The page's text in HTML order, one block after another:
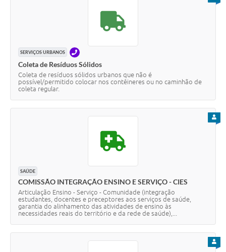
SERVIÇOS URBANOS TELEFONE
Coleta de Resíduos Sólidos
Coleta de resíduos sólidos urbanos que não é
possível/permitido colocar nos contêineres ou no caminhão de
coleta regular.
SAÚDE
COMISSÃO INTEGRAÇÃO ENSINO E SERVIÇO - CIES
Articulação Ensino - Serviço - Comunidade (integração
estudantes, docentes e preceptores aos serviços de saúde,
garantia do alinhamento das atividades de ensino às
necessidades reais do território e da rede de saúde),...